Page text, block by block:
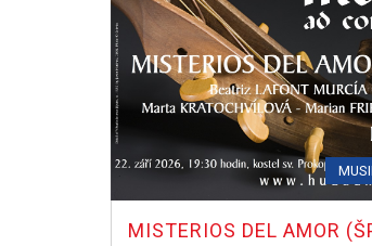
MISTERIOS DEL AMOR